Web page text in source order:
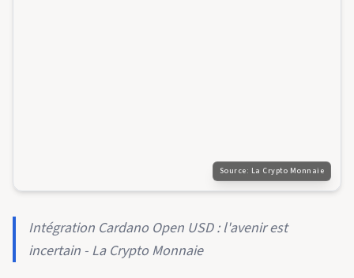
Source: La Crypto Monnaie
Intégration Cardano Open USD : l'avenir est
incertain - La Crypto Monnaie